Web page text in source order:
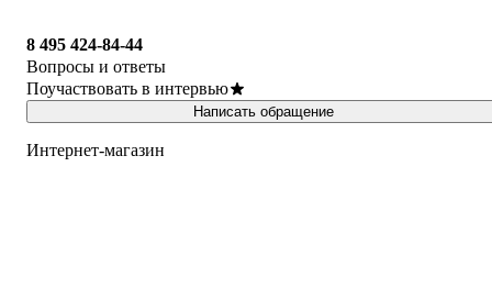
8 495 424-84-44
Вопросы и ответы
Поучаствовать в интервью
Написать обращение
Интернет-магазин